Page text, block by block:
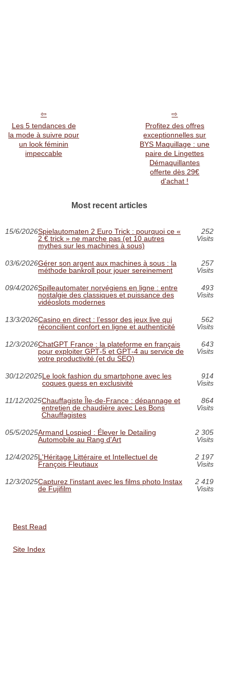
Les 5 tendances de
la mode à suivre pour
un look féminin
impeccable
Profitez des offres
exceptionnelles sur
BYS Maquillage : une
paire de Lingettes
Démaquillantes
offerte dès 29€
d'achat !
Most recent articles
15/6/2026Spielautomaten 2 Euro Trick : pourquoi ce «
2 € trick » ne marche pas (et 10 autres
mythes sur les machines à sous)
252
Visits
03/6/2026Gérer son argent aux machines à sous : la
méthode bankroll pour jouer sereinement
257
Visits
09/4/2026Spilleautomater norvégiens en ligne : entre
nostalgie des classiques et puissance des
vidéoslots modernes
493
Visits
13/3/2026Casino en direct : l’essor des jeux live qui
réconcilient confort en ligne et authenticité
562
Visits
12/3/2026ChatGPT France : la plateforme en français
pour exploiter GPT‑5 et GPT‑4 au service de
votre productivité (et du SEO)
643
Visits
30/12/2025Le look fashion du smartphone avec les
coques guess en exclusivité
914
Visits
11/12/2025Chauffagiste Île-de-France : dépannage et
entretien de chaudière avec Les Bons
Chauffagistes
864
Visits
05/5/2025Armand Lospied : Élever le Detailing
Automobile au Rang d'Art
2 305
Visits
12/4/2025L'Héritage Littéraire et Intellectuel de
François Fleutiaux
2 197
Visits
12/3/2025Capturez l'instant avec les films photo Instax
de Fujifilm
2 419
Visits
Best Read
Site Index